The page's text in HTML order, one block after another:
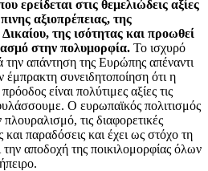
ερείδεται στις θεμελιώδεις αξίες
αξιοπρέπειας, της
της ισότητας και προωθεί
στην πολυμορφία. Το ισχυρό
την απάντηση της Ευρώπης απέναντι
συνειδητοποίηση ότι η
είναι πολύτιμες αξίες τις
Ο ευρωπαϊκός πολιτισμός
τις διαφορετικές
και παραδόσεις και έχει ως στόχο τη
αποδοχή της ποικιλομορφίας όλων